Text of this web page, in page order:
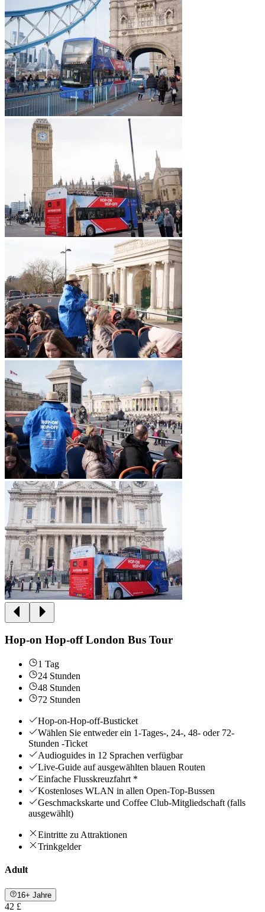
Hop-on Hop-off London Bus Tour
1 Tag
24 Stunden
48 Stunden
72 Stunden
Hop-on-Hop-off-Busticket
Wählen Sie entweder ein 1-Tages-, 24-, 48- oder 72-
Stunden -Ticket
Audioguides in 12 Sprachen verfügbar
Live-Guide auf ausgewählten blauen Routen
Einfache Flusskreuzfahrt *
Kostenloses WLAN in allen Open-Top-Bussen
Geschmackskarte und Coffee Club-Mitgliedschaft (falls
ausgewählt)
Eintritte zu Attraktionen
Trinkgelder
Adult
16+ Jahre
42 £